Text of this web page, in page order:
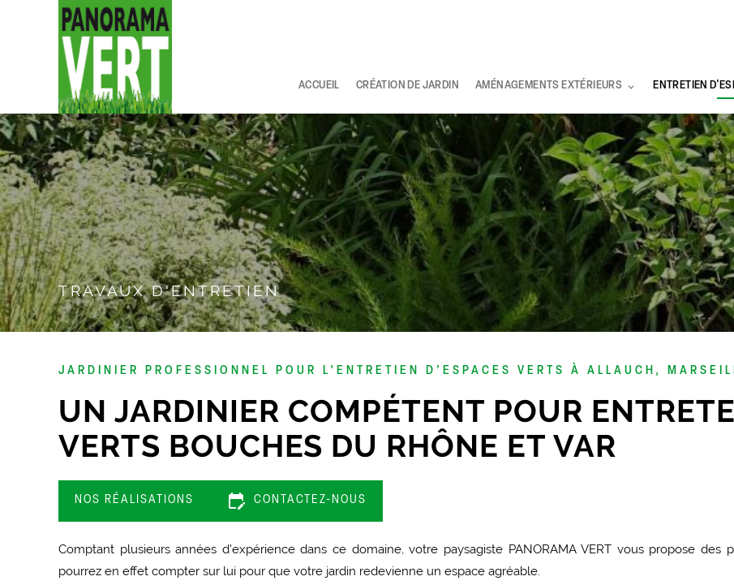
ACCUEIL CRÉATION DE JARDIN AMÉNAGEMENTS EXTÉRIEURS ENTRETIEN
TRAVAUX D'ENTRETIEN
JARDINIER PROFESSIONNEL POUR L’ENTRETIEN D’ESPACES VERTS À ALLAUCH,
UN JARDINIER COMPÉTENT POUR
VERTS BOUCHES DU RHÔNE ET VAR
NOS RÉALISATIONS edit_calendar CONTACTEZ-NOUS
Comptant plusieurs années d'expérience dans ce domaine, votre paysagiste PANORAMA VERT vous propose
pourrez en effet compter sur lui pour que votre jardin redevienne un espace agréable.
Panneau de gestion des cookies